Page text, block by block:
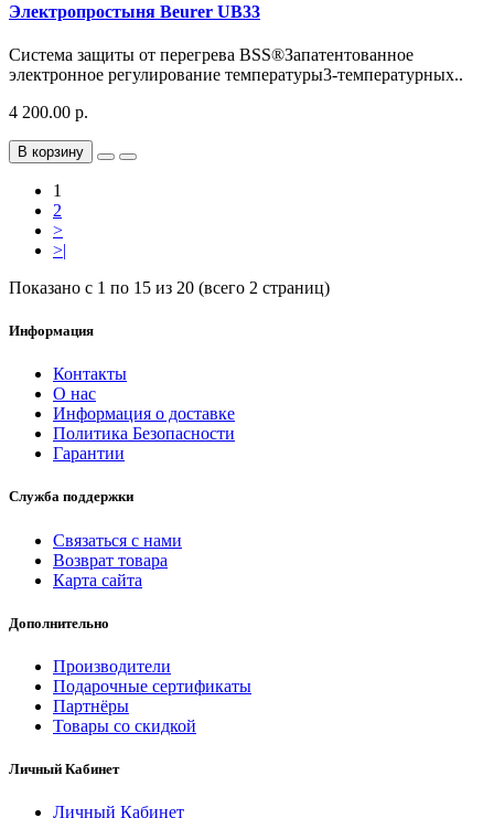
Электропростыня Beurer UB33
Система защиты от перегрева BSS®Запатентованное
электронное регулирование температуры3-температурных..
4 200.00 р.
В корзину
1
2
>
>|
Показано с 1 по 15 из 20 (всего 2 страниц)
Информация
Контакты
О нас
Информация о доставке
Политика Безопасности
Гарантии
Служба поддержки
Связаться с нами
Возврат товара
Карта сайта
Дополнительно
Производители
Подарочные сертификаты
Партнёры
Товары со скидкой
Личный Кабинет
Личный Кабинет